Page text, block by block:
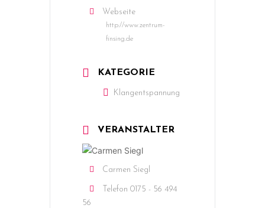
Webseite
http://www.zentrum-
finsing.de
KATEGORIE
Klangentspannung
VERANSTALTER
Carmen Siegl
Telefon 0175 - 56 494
56